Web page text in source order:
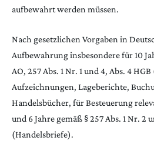
aufbewahrt werden müssen.
Nach gesetzlichen Vorgaben in
Aufbewahrung insbesondere für 10
AO, 257 Abs. 1 Nr. 1 und 4, Abs. 4
Aufzeichnungen, Lageberichte,
Handelsbücher, für Besteuerung
und 6 Jahre gemäß § 257 Abs. 1 Nr. 2
(Handelsbriefe).